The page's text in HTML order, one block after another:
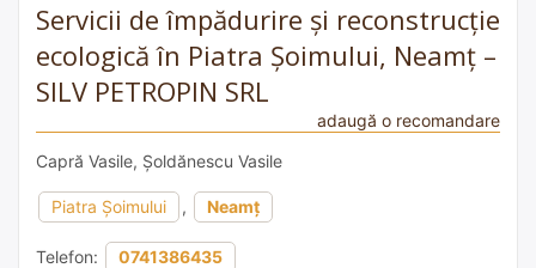
Servicii de împădurire și reconstrucție
ecologică în Piatra Șoimului, Neamț –
SILV PETROPIN SRL
adaugă o recomandare
Capră Vasile, Șoldănescu Vasile
Piatra Șoimului , Neamț
Telefon: 0741386435